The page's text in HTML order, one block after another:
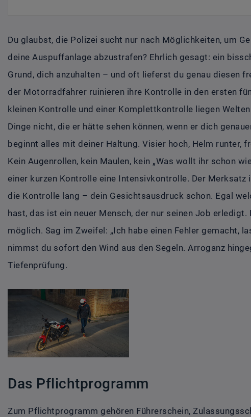
Du glaubst, die Polizei sucht nur nach Möglichkeiten, um
deine Auspuffanlage abzustrafen? Ehrlich gesagt: ein
Grund, dich anzuhalten – und oft lieferst du genau diesen
der Motorradfahrer ruinieren ihre Kontrolle in den ersten
kleinen Kontrolle und einer Komplettkontrolle liegen
Dinge nicht, die er hätte sehen können, wenn er dich
beginnt alles mit deiner Haltung. Visier hoch, Helm runter,
Kein Augenrollen, kein Maulen, kein „Was wollt ihr schon
einer kurzen Kontrolle eine Intensivkontrolle. Der
die Kontrolle lang – dein Gesichtsausdruck schon. Egal
hast, das ist ein neuer Mensch, der nur seinen Job
möglich. Sag im Zweifel: „Ich habe einen Fehler gemacht,
nimmst du sofort den Wind aus den Segeln. Arroganz
Tiefenprüfung.
Das Pflichtprogramm
Zum Pflichtprogramm gehören Führerschein,